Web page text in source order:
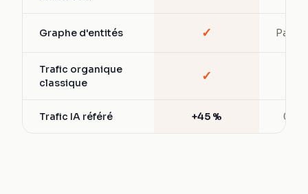
Graphe d'entités ✓ Partiel
Trafic organique
classique
✓
Trafic IA référé +45 % 0 %